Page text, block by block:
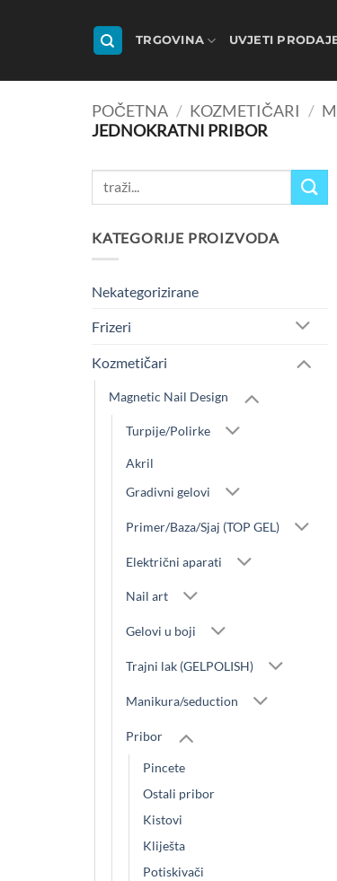
TRGOVINA UVJETI
POČETNA / KOZMETIČARI /
JEDNOKRATNI PRIBOR
Pretraži:
KATEGORIJE PROIZVODA
Nekategorizirane
Frizeri
Kozmetičari
Magnetic Nail Design
Turpije/Polirke
Akril
Gradivni gelovi
Primer/Baza/Sjaj (TOP GEL)
Električni aparati
Nail art
Gelovi u boji
Trajni lak (GELPOLISH)
Manikura/seduction
Pribor
Pincete
Ostali pribor
Kistovi
Kliješta
Potiskivači